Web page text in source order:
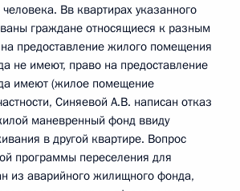
Вв квартирах указанного
граждане относящиеся к разным
предоставление жилого помещения
не имеют, право на предоставление
имеют (жилое помещение
Синяевой А.В. написан отказ
маневренный фонд ввиду
в другой квартире. Вопрос
программы переселения для
из аварийного жилищного фонда,